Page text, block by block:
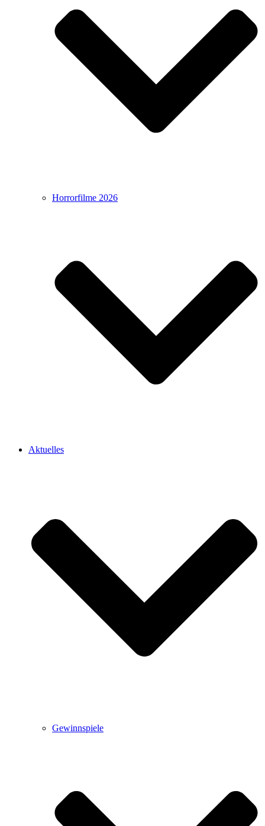
Horrorfilme 2026
Aktuelles
Gewinnspiele